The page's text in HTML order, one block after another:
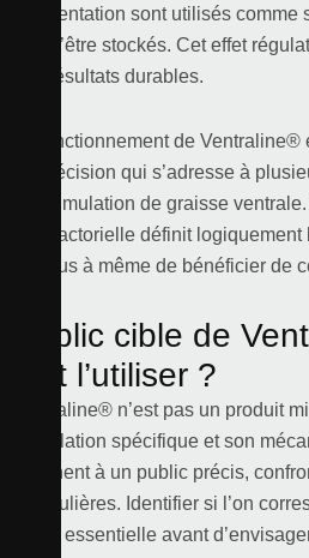
l’alimentation sont utilisés comme
que d’être stockés. Cet effet
des résultats durables.
Le fonctionnement de
de précision qui s’adresse à
l’accumulation de graisse
multifactorielle définit
les plus à même de bénéficier de
Public cible de
doit l’utiliser ?
Ventraline® n’est pas un produit
formulation spécifique et son
destinent à un public précis,
particulières. Identifier si l’on
étape essentielle avant